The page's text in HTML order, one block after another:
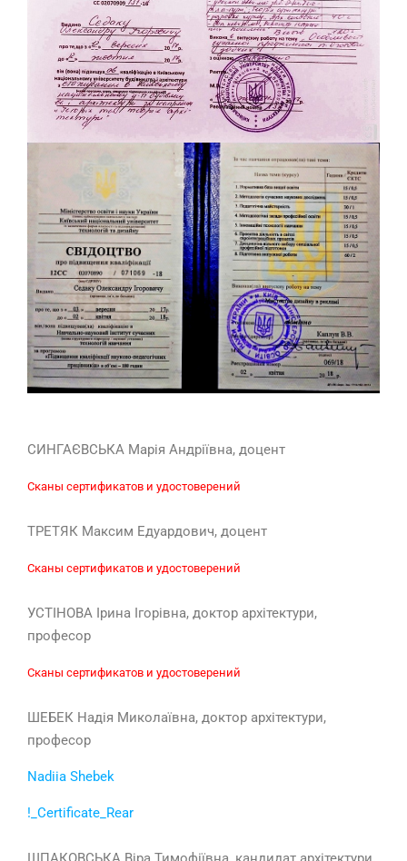
СИНГАЄВСЬКА Марія Андріївна, доцент
Сканы сертификатов и удостоверений
ТРЕТЯК Максим Едуардович, доцент
Сканы сертификатов и удостоверений
УСТІНОВА Ірина Ігорівна, доктор архітектури,
професор
Сканы сертификатов и удостоверений
ШЕБЕК Надія Миколаївна, доктор архітектури,
професор
Nadiia Shebek
!_Certificate_Rear